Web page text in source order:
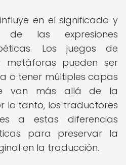
en el significado y
de las expresiones
Los juegos de
metáforas pueden ser
o tener múltiples capas
van más allá de la
lo tanto, los traductores
a estas diferencias
para preservar la
en la traducción.